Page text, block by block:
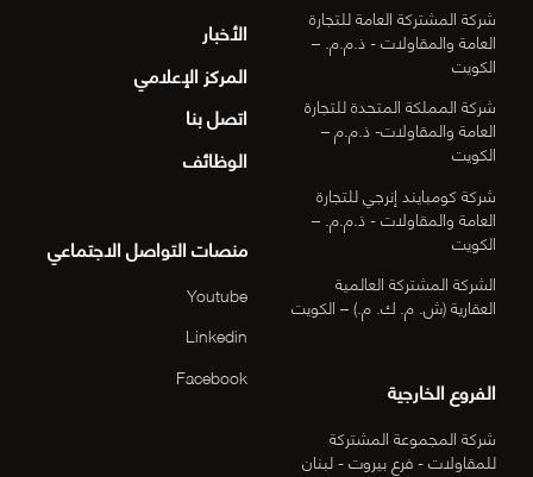
شركة المشتركة العامة للتجارة
العامة والمقاولات - ذ.م.م. –
الكويت
شركة المملكة المتحدة للتجارة
العامة والمقاولات- ذ.م.م –
الكويت
شركة كومبايند إنرجي للتجارة
العامة والمقاولات - ذ.م.م. –
الكويت
الشركة المشتركة العالمية
العقارية (ش. م. ك. م.) – الكويت
الفروع الخارجية
شركة المجموعة المشتركة
للمقاولات - فرع بيروت - لبنان
الأخبار
المركز الإعلامي
اتصل بنا
الوظائف
منصات التواصل الاجتماعي
Youtube
Linkedin
Facebook